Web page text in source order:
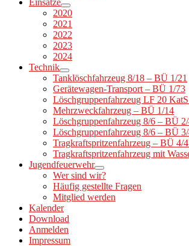
Einsätze
2020
2021
2022
2023
2024
Technik
Tanklöschfahrzeug 8/18 – BÜ 1/21
Gerätewagen-Transport – BÜ 1/73
Löschgruppenfahrzeug LF 20
Mehrzweckfahrzeug – BÜ 1/14
Löschgruppenfahrzeug 8/6 – BÜ
Löschgruppenfahrzeug 8/6 – BÜ
Tragkraftspritzenfahrzeug – BÜ 4/
Tragkraftspritzenfahrzeug mit
Jugendfeuerwehr
Wer sind wir?
Häufig gestellte Fragen
Mitglied werden
Kalender
Download
Anmelden
Impressum